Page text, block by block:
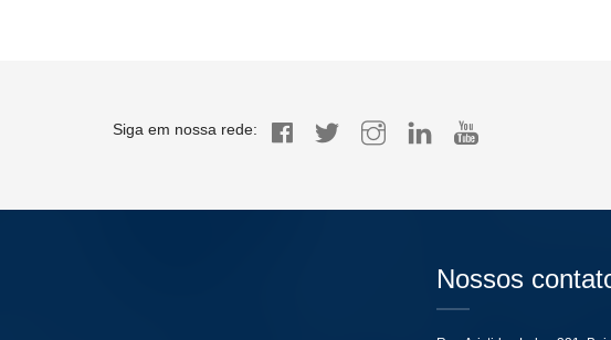
Siga em nossa rede:
Nossos